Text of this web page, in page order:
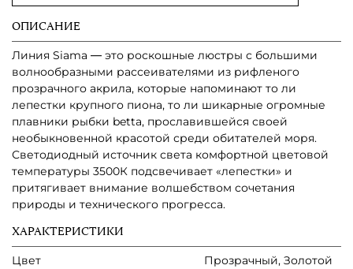
ОПИСАНИЕ
Линия Siama ― это роскошные люстры с большими
волнообразными рассеивателями из рифленого
прозрачного акрила, которые напоминают то ли
лепестки крупного пиона, то ли шикарные огромные
плавники рыбки betta, прославившейся своей
необыкновенной красотой среди обитателей моря.
Светодиодный источник света комфортной цветовой
температуры 3500К подсвечивает «лепестки» и
притягивает внимание волшебством сочетания
природы и технического прогресса.
ХАРАКТЕРИСТИКИ
Цвет
Прозрачный, Золотой